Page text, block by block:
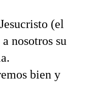
(el
nosotros su
bien y